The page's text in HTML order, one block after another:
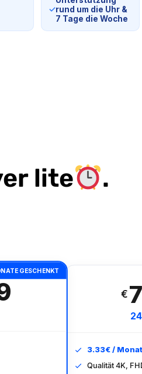
✓rund um die Uhr &
7 Tage die Woche
lite .
GESCHENKT
€
3.33€ / Monat
Qualität 4K,